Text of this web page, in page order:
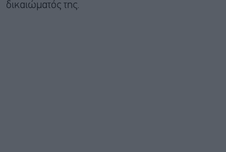
δικαιώματός της.